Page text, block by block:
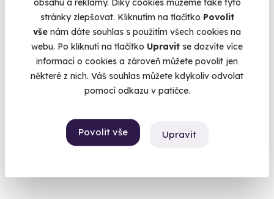
obsahu a reklamy. Díky cookies můžeme také tyto
stránky zlepšovat. Kliknutím na tlačítko Povolit
vše nám dáte souhlas s použitím všech cookies na
webu. Po kliknutí na tlačítko Upravit se dozvíte více
informací o cookies a zároveň můžete povolit jen
některé z nich. Váš souhlas můžete kdykoliv odvolat
pomocí odkazu v patičce.
Povolit vše Upravit
9.3
Jízda v elektrickém Porsche Taycan
Hradec Králové
(+ 6 dalších lokalit)